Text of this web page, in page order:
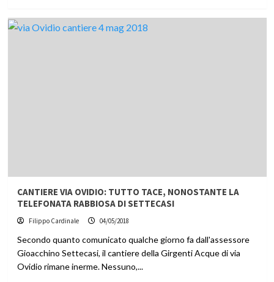
CANTIERE VIA OVIDIO: TUTTO TACE, NONOSTANTE LA
TELEFONATA RABBIOSA DI SETTECASI
Filippo Cardinale 04/05/2018
Secondo quanto comunicato qualche giorno fa dall'assessore
Gioacchino Settecasi, il cantiere della Girgenti Acque di via
Ovidio rimane inerme. Nessuno,...